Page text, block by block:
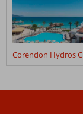
na
hun
verblijf
Seven